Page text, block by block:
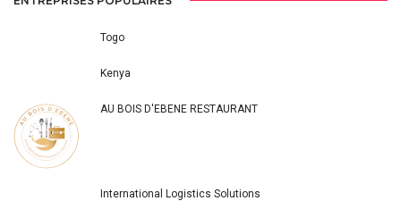
Togo
Kenya
AU BOIS D'EBENE RESTAURANT
International Logistics Solutions